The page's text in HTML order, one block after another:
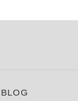
BLOG